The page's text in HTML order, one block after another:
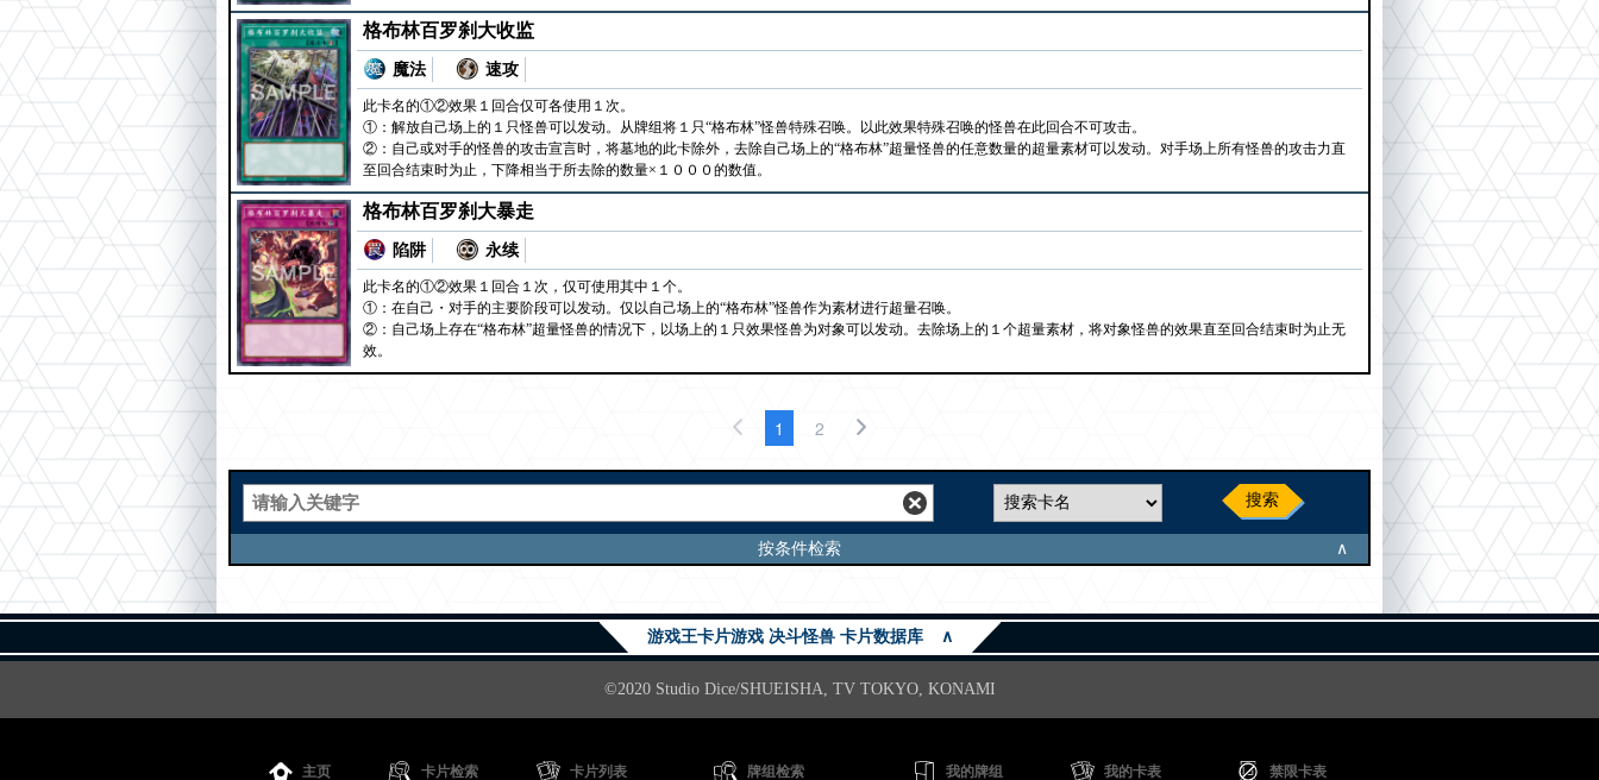
格布林百罗刹大收监
魔法 速攻
此卡名的①②效果１回合仅可各使用１次。
①：解放自己场上的１只怪兽可以发动。从牌组将１只“格布林”怪兽特殊召唤。以此效果特殊召唤的怪兽在此回合不可攻击。
②：自己或对手的怪兽的攻击宣言时，将墓地的此卡除外，去除自己场上的“格布林”超量怪兽的任意数量的超量素材可以发动。对手场上所有怪兽的攻击力直
至回合结束时为止，下降相当于所去除的数量×１０００的数值。
格布林百罗刹大暴走
陷阱 永续
此卡名的①②效果１回合１次，仅可使用其中１个。
①：在自己・对手的主要阶段可以发动。仅以自己场上的“格布林”怪兽作为素材进行超量召唤。
②：自己场上存在“格布林”超量怪兽的情况下，以场上的１只效果怪兽为对象可以发动。去除场上的１个超量素材，将对象怪兽的效果直至回合结束时为止无
效。
1 2
搜索
按条件检索 ∧
游戏王卡片游戏 决斗怪兽 卡片数据库 ∧
©2020 Studio Dice/SHUEISHA, TV TOKYO, KONAMI
主页 卡片检索 卡片列表 牌组检索 我的牌组 我的卡表 禁限卡表